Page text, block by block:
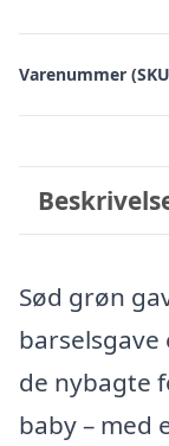
Varenummer
Sød grøn
de nybagte
baby – med